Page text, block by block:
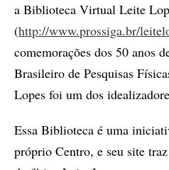
a Biblioteca Virtual Leite
(http://www.prossiga.br/
comemorações dos 50 anos
Brasileiro de Pesquisas
Lopes foi um dos
Essa Biblioteca é uma
próprio Centro, e seu site